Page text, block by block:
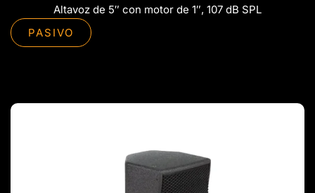
Altavoz de 5″ con motor de 1″, 107 dB SPL
PASIVO